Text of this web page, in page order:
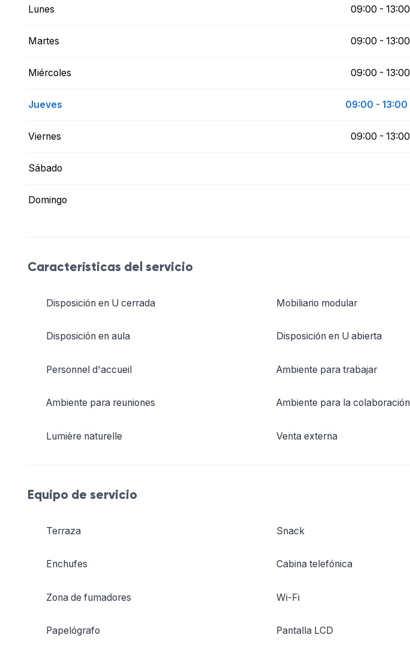
Lunes 09:00 - 13:00
Martes 09:00 - 13:00
Miércoles 09:00 - 13:00
Jueves 09:00 - 13:00
Viernes 09:00 - 13:00
Sábado
Domingo
Características del servicio
Disposición en U cerrada
Disposición en aula
Personnel d'accueil
Ambiente para reuniones
Lumière naturelle
Mobiliario modular
Disposición en U abierta
Ambiente para trabajar
Ambiente para la colaboración
Venta externa
Equipo de servicio
Terraza
Enchufes
Zona de fumadores
Papelógrafo
Snack
Cabina telefónica
Wi-Fi
Pantalla LCD